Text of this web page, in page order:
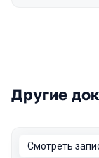
Другие
Смотреть